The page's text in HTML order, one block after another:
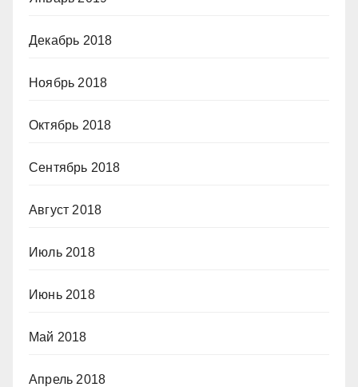
Декабрь 2018
Ноябрь 2018
Октябрь 2018
Сентябрь 2018
Август 2018
Июль 2018
Июнь 2018
Май 2018
Апрель 2018